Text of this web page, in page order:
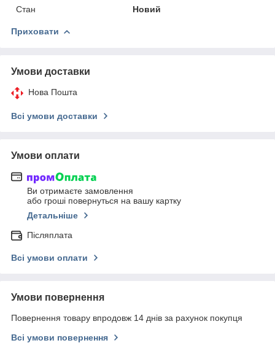
Стан
Новий
Приховати
Умови доставки
Нова Пошта
Всі умови доставки
Умови оплати
Ви отримаєте замовлення
або гроші повернуться на вашу картку
Детальніше
Післяплата
Всі умови оплати
Умови повернення
Повернення товару впродовж 14 днів за рахунок покупця
Всі умови повернення